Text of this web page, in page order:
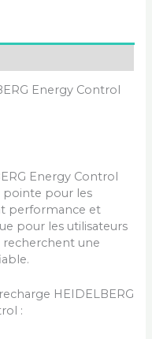
Energy Control
Energy Control
pointe pour les
performance et
pour les utilisateurs
recherchent une
HEIDELBERG
: